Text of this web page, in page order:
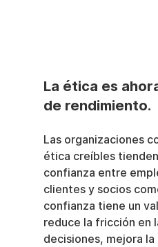
La ética es
de rendimiento.
Las organizaciones
ética creíbles
confianza entre
clientes y socios
confianza tiene un
reduce la fricción en
decisiones, mejora la